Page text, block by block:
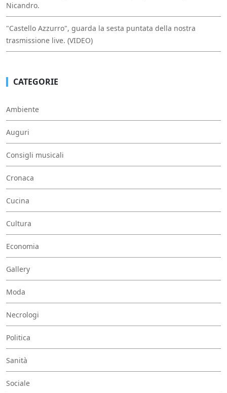
Nicandro.
"Castello Azzurro", guarda la sesta puntata della nostra
trasmissione live. (VIDEO)
CATEGORIE
Ambiente
Auguri
Consigli musicali
Cronaca
Cucina
Cultura
Economia
Gallery
Moda
Necrologi
Politica
Sanità
Sociale